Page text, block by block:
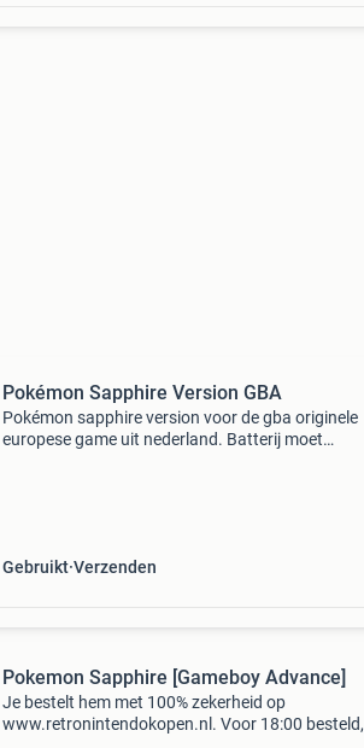
Pokémon Sapphire Version GBA
Pokémon sapphire version voor de gba originele
europese game uit nederland. Batterij moet
Gebruikt Verzenden
Pokemon Sapphire [Gameboy Advance]
Je bestelt hem met 100% zekerheid op
www.retronintendokopen.nl. Voor 18:00 besteld,